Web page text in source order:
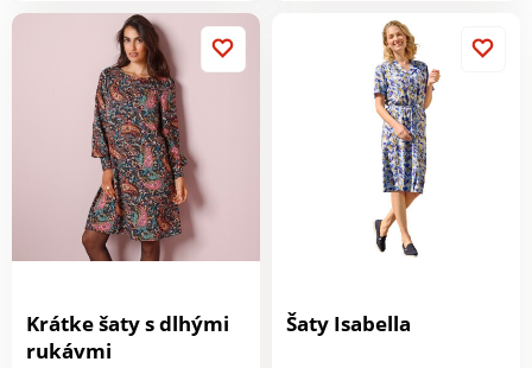
výstrih do V. Krátke
volánové rukávy s
prekrížením. Nariasené
plecia. Žabkovaný pás.
Široký volán na
spodnom leme s
macramé pruhom.
Možno prať v práčke.
šnúrka umožní
nastavenie na mieru.
Vpredu 2 našité vrecká.
Mierne rozšírený strih.
Možno prať v práčke.
Krátke šaty s dlhými
rukávmi
Šaty Isabella